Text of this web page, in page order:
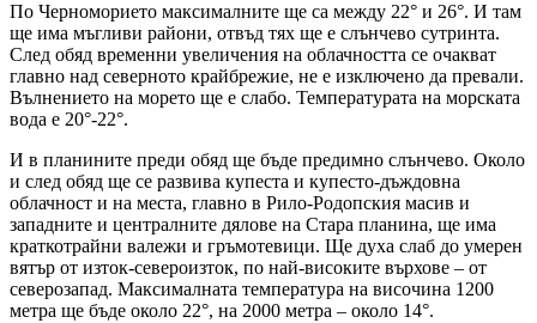
По Черноморието максималните ще са между 22° и 26°. И там
ще има мъгливи райони, отвъд тях ще е слънчево сутринта.
След обяд временни увеличения на облачността се очакват
главно над северното крайбрежие, не е изключено да превали.
Вълнението на морето ще е слабо. Температурата на морската
вода е 20°-22°.
И в планините преди обяд ще бъде предимно слънчево. Около
и след обяд ще се развива купеста и купесто-дъждовна
облачност и на места, главно в Рило-Родопския масив и
западните и централните дялове на Стара планина, ще има
краткотрайни валежи и гръмотевици. Ще духа слаб до умерен
вятър от изток-североизток, по най-високите върхове – от
северозапад. Максималната температура на височина 1200
метра ще бъде около 22°, на 2000 метра – около 14°.